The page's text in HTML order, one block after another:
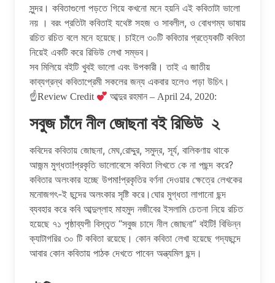
সুন্দর। কবিতাগুলো পড়তে গিয়ে কখনো মনে হয়নি এই কবিতাটা ভালো
নয় । বরং প্রতিটা কবিতাই যথেষ্ট সহজ ও সাবলীল, ও বোধগম্য ভাষায়
রচিত রচিত বলে মনে হয়েছে। চাইলে ৩০টি কবিতার প্রত্যেকটি কবিতা
নিয়েই একটি করে রিভিউ লেখা সম্ভব।
সব মিলিয়ে বইটি খুবই ভালো এবং উপকারী। তাই এ জাতীয়
কাব্যগ্রন্থ কবিতাপ্রেমী সকলের জন্য একবার হলেও পড়া উচিৎ।
☝Review Credit আব্দুর রহমান – April 24, 2020:
সবুজ চাঁদে নীল জোছনা বই রিভিউ ২
কবিদের কবিতায় জোছনা, মেঘ,রোদ্দুর, সমুদ্র, সূর্য, বালিকণায় থাকে
আজন্ম মুগ্ধতা!প্রকৃতি ভালোবেসে কবিতা লিখতে কে না পছন্দ করে?
কবিতার অলংকার হচ্ছে উপমা!প্রকৃতির বর্ণনা দেওয়ার ক্ষেত্রে লেখকের
মনোজগৎ-ই ছন্দের অলংকার সৃষ্টি করে।ঘোর মুগ্ধতা লাগানো ছন্দ
ব্যবহার করে কবি আব্দুল্লাহ মাহমুদ নজীবের ইসলামি চেতনা নিয়ে রচিত
হয়েছে ৭১ পৃষ্ঠাব্যপী বিস্তৃত “সবুজ চাদে নীল জোছনা” বইটি! বিভিন্ন
ক্যাটাগরির ৩০ টি কবিতা রয়েছে। কোন কবিতা লেখা হয়েছে গদ্যছন্দে
আবার কোন কবিতায় পাঠক দেখতে পাবেন অন্ত্যমিল ছন্দ।